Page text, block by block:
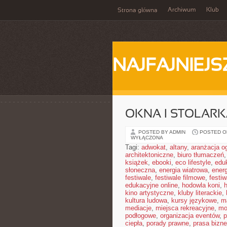
Strona główna Archiwum Klub
OKNA I
POSTED BY ADMIN POSTED
WYŁĄCZONA
Tagi: adwokat, altany, aranżacja
architektoniczne, biuro tłumaczeń,
książek, ebooki, eco lifestyle,
słoneczna, energia wiatrowa,
festiwale, festiwale filmowe,
edukacyjne online, hodowla koni,
kino artystyczne, kluby literackie,
kultura ludowa, kursy językowe,
mediacje, miejsca rekreacyjne,
podłogowe, organizacja eventów,
ciepła, porady prawne, prasa